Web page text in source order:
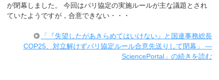
が閉幕しました。 今回はパリ協定の実施ルールが主な議題とされ
ていたようですが，合意できない・・・
「『失望したがあきらめてはいけない』と国連事務総長
COP25、対立解けずパリ協定ルール合意先送りして閉幕」 ―
SciencePortal」の続きを読む